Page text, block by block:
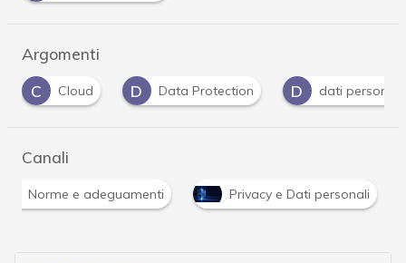
Argomenti
D
Data Protection D dati personali D Dpo
Canali
Norme e adeguamenti Privacy e Dati personali